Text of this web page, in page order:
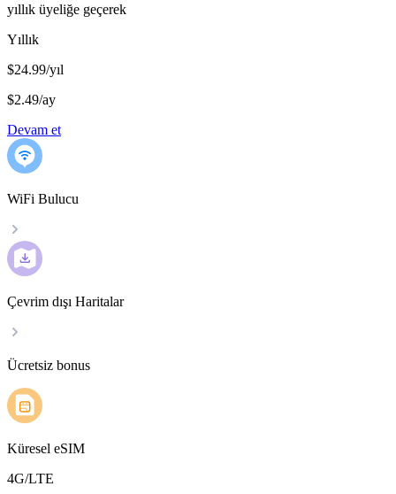
yıllık üyeliğe geçerek
Yıllık
$24.99/yıl
$2.49/ay
Devam et
WiFi Bulucu
Çevrim dışı Haritalar
Ücretsiz bonus
Küresel eSIM
4G/LTE